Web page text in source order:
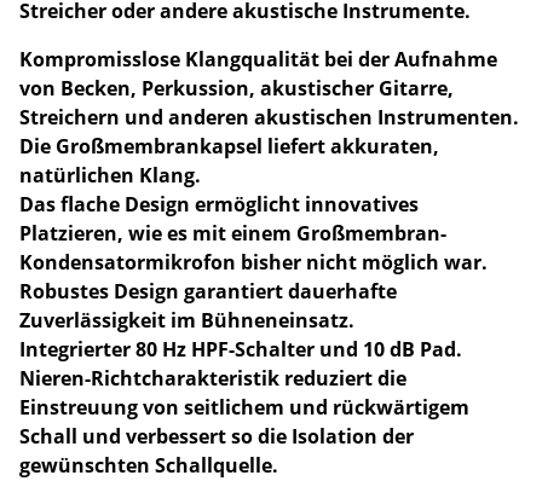
Streicher oder andere akustische Instrumente.
Kompromisslose Klangqualität bei der Aufnahme
von Becken, Perkussion, akustischer Gitarre,
Streichern und anderen akustischen Instrumenten.
Die Großmembrankapsel liefert akkuraten,
natürlichen Klang.
Das flache Design ermöglicht innovatives
Platzieren, wie es mit einem Großmembran-
Kondensatormikrofon bisher nicht möglich war.
Robustes Design garantiert dauerhafte
Zuverlässigkeit im Bühneneinsatz.
Integrierter 80 Hz HPF-Schalter und 10 dB Pad.
Nieren-Richtcharakteristik reduziert die
Einstreuung von seitlichem und rückwärtigem
Schall und verbessert so die Isolation der
gewünschten Schallquelle.